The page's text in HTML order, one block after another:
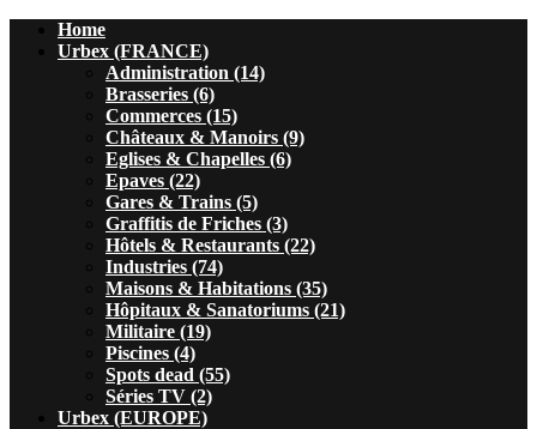
Home
Urbex (FRANCE)
Administration (14)
Brasseries (6)
Commerces (15)
Châteaux & Manoirs (9)
Eglises & Chapelles (6)
Epaves (22)
Gares & Trains (5)
Graffitis de Friches (3)
Hôtels & Restaurants (22)
Industries (74)
Maisons & Habitations (35)
Hôpitaux & Sanatoriums (21)
Militaire (19)
Piscines (4)
Spots dead (55)
Séries TV (2)
Urbex (EUROPE)